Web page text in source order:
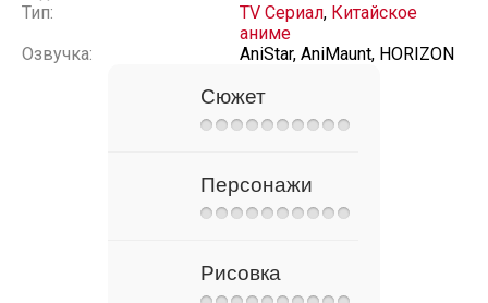
Тип:
TV Сериал, Китайское
аниме
Озвучка:
AniStar, AniMaunt, HORIZON
Сюжет
Персонажи
Рисовка